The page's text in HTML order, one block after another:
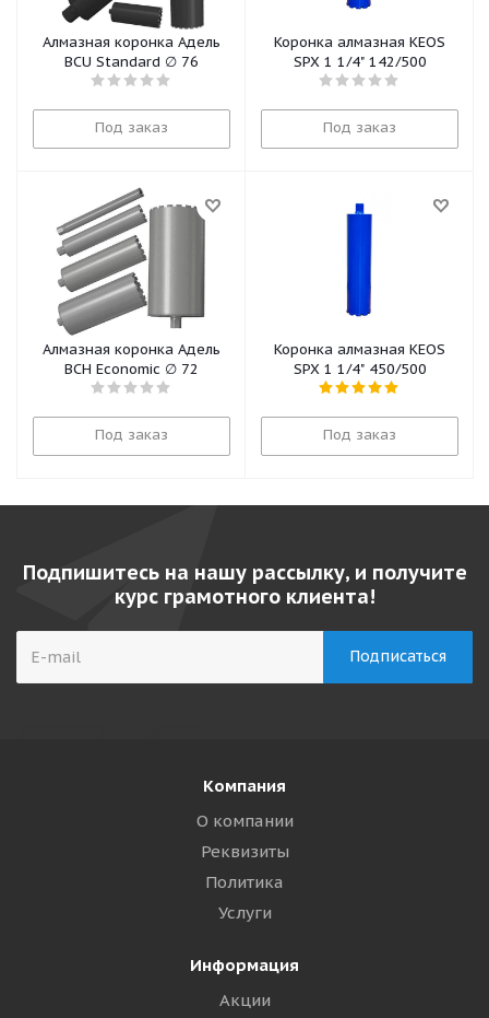
Алмазная коронка Адель
BCU Standard ∅ 76
Под заказ
Коронка алмазная KEOS
SPX 1 1/4" 142/500
Под заказ
Алмазная коронка Адель
BCH Economic ∅ 72
Под заказ
Коронка алмазная KEOS
SPX 1 1/4" 450/500
Под заказ
Подпишитесь на нашу рассылку, и получите
курс грамотного клиента!
Компания
О компании
Реквизиты
Политика
Услуги
Информация
Акции